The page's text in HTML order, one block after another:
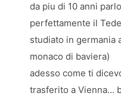
da piu di 10 anni parlo
perfettamente il
studiato in germania
monaco di baviera)
adesso come ti
trasferito a Vienna…